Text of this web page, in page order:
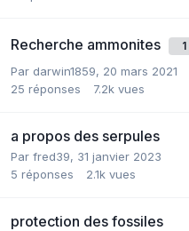
Recherche ammonites 1
Par darwin1859, 20 mars 2021
25 réponses 7.2k vues
a propos des serpules
Par fred39, 31 janvier 2023
5 réponses 2.1k vues
protection des fossiles